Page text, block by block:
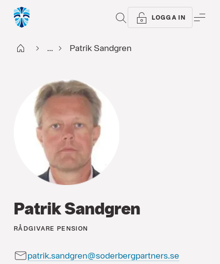
SÖK LOGGA IN
Start ... Patrik Sandgren
Patrik Sandgren
RÅDGIVARE PENSION
patrik.sandgren@soderbergpartners.se